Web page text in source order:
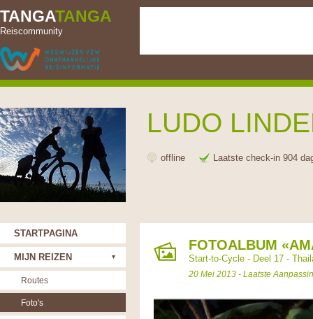
TANGATANGA
Reiscommunity
LUDO
offline Laatste check-in 904
FOTOALBUM
Start-to-Cycle - Deel 17 -
20 Mei 2013 - Laatste
STARTPAGINA
MIJN REIZEN
Routes
Foto's